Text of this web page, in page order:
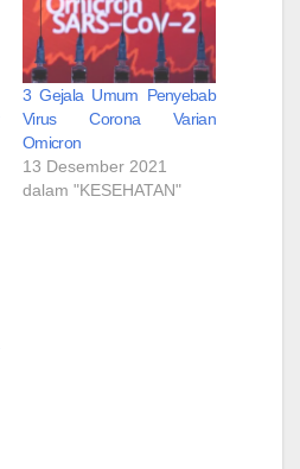
3 Gejala Umum Penyebab
Virus Corona Varian
Omicron
13 Desember 2021
dalam "KESEHATAN"